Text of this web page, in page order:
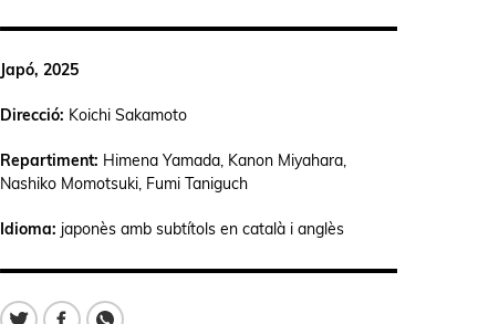
Japó, 2025
Direcció: Koichi Sakamoto
Repartiment: Himena Yamada, Kanon Miyahara,
Nashiko Momotsuki, Fumi Taniguch
Idioma: japonès amb subtítols en català i anglès